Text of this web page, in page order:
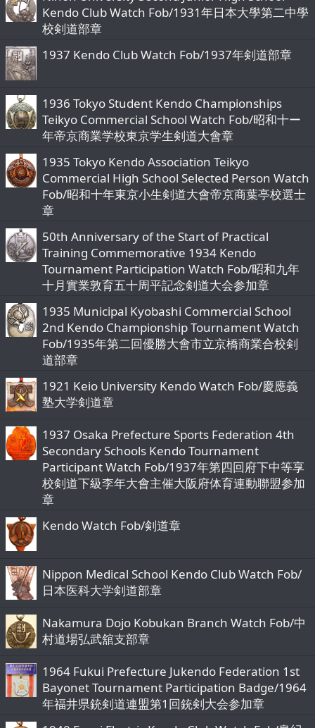
Kendo Club Watch Fob/1931年日本大學第二中學
校剣道部章
1937 Kendo Club Watch Fob/1937年剣道部章
1936 Tokyo Student Kendo Championships
Teikyo Commercial School Watch Fob/昭和十ー
年帝京商業学校東京学生剣道大會章
1935 Tokyo Kendo Association Teikyo
Commercial High School Selected Person Watch
Fob/昭和十年東京小生剣道大會帝京商葉亭校選士
章
50th Anniversary of the Start of Practical
Training Commemorative 1934 Kendo
Tournament Participation Watch Fob/昭和九年
十月實業敦育五十周平記念剣道大会参加章
1935 Municipal Kyobashi Commercial School
2nd Kendo Championship Tournament Watch
Fob/1935年第二回優勝大會市立京橋商業合校剣
道部章
1921 Keio University Kendo Watch Fob/慶應義
塾大学剣道章
1937 Osaka Prefecture Sports Federation 4th
Secondary Schools Kendo Tournament
Participant Watch Fob/1937年第四回府下中等享
校剣道下級李年大會主催大阪府体育連動聯盟参加
章
Kendo Watch Fob/剣道章
Nippon Medical School Kendo Club Watch Fob/
日本医科大学剣道部章
Nakamura Dojo Kobukan Branch Watch Fob/中
村道場弘武舘支部章
1964 Fukui Prefecture Jukendo Federation 1st
Bayonet Tournament Participation Badge/1964
年福井県銃剣道連盟第1回銃剣大会参加章